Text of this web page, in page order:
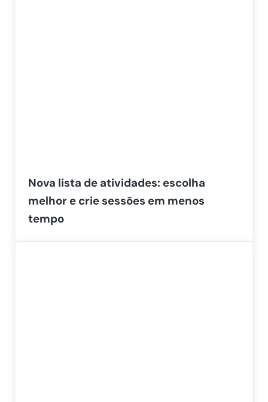
Nova lista de atividades: escolha
melhor e crie sessões em menos
tempo